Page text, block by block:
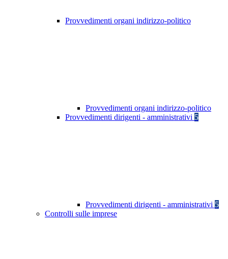
Provvedimenti organi indirizzo-politico
Provvedimenti organi indirizzo-politico
Provvedimenti dirigenti - amministrativi 5
Provvedimenti dirigenti - amministrativi 5
Controlli sulle imprese